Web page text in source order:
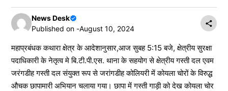
News Desk
Published on -August 10, 2024
महाप्रबंधक कथारा क्षेत्र के आदेशानुसार,आज सुबह 5:15 बजे, क्षेत्रीय सुरक्षा
पदाधिकारी के नेतृत्व मे बि.टी.पी.एस. थाना के सहयोग से क्षेत्रीय गस्ती दल एवम
जरंगडीह गस्ती दल संयुक्त रूप से जरांगडीह कोलियरी में कोयला चोरों के विरुद्ध
औचक छापामारी अभियान चलाया गया। छापा में गस्ती गाड़ी को देख कोयला चोर